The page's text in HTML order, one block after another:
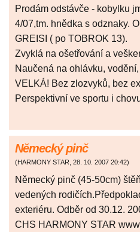
Prodám odstávče - kobylku
4/07,tm. hnědka s odznaky.
GREISI ( po TOBROK 13).
Zvyklá na ošetřování a
Naučená na ohlávku,
VELKÁ! Bez zlozvyků, bez
Perspektivní ve sportu i
Německý pinč
(HARMONY STAR, 28. 10. 2007 20:42)
Německý pinč (45-50cm)
vedených
exteriéru. Odběr od 30.12.
CHS HARMONY STAR